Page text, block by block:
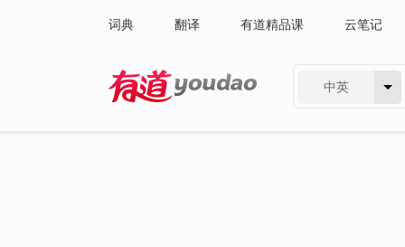
词典 翻译 有道精品课 云笔记
中英